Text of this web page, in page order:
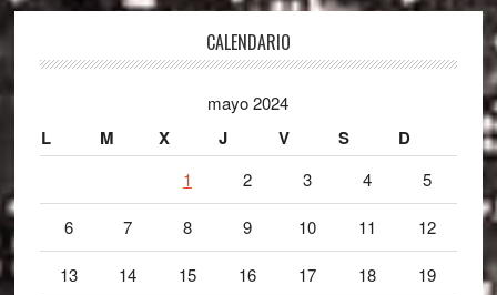
CALENDARIO
mayo 2024
L M X J V S D
1 2 3 4 5
6 7 8 9 10 11 12
13 14 15 16 17 18 19